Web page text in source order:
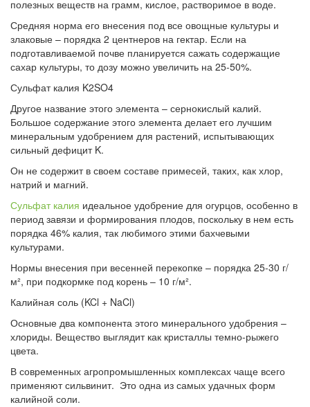
полезных веществ на грамм, кислое, растворимое в воде.
Средняя норма его внесения под все овощные культуры и
злаковые – порядка 2 центнеров на гектар. Если на
подготавливаемой почве планируется сажать содержащие
сахар культуры, то дозу можно увеличить на 25-50%.
Сульфат калия K2SO4
Другое название этого элемента – сернокислый калий.
Большое содержание этого элемента делает его лучшим
минеральным удобрением для растений, испытывающих
сильный дефицит K.
Он не содержит в своем составе примесей, таких, как хлор,
натрий и магний.
Сульфат калия идеальное удобрение для огурцов, особенно в
период завязи и формирования плодов, поскольку в нем есть
порядка 46% калия, так любимого этими бахчевыми
культурами.
Нормы внесения при весенней перекопке – порядка 25-30 г/
м², при подкормке под корень – 10 г/м².
Калийная соль (KCl + NaCl)
Основные два компонента этого минерального удобрения –
хлориды. Вещество выглядит как кристаллы темно-рыжего
цвета.
В современных агропромышленных комплексах чаще всего
применяют сильвинит. Это одна из самых удачных форм
калийной соли.